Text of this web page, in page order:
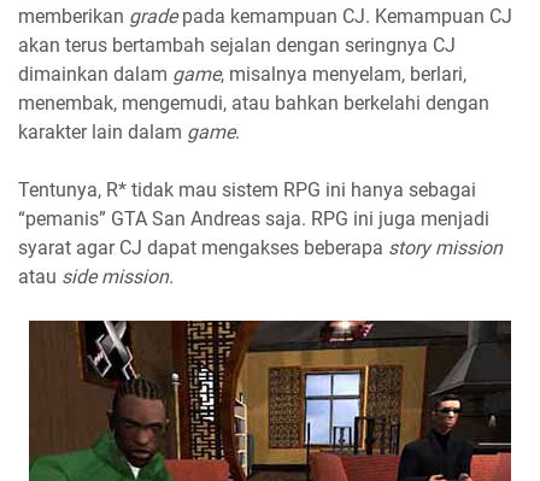
memberikan gradepada kemampuan CJ. Kemampuan CJ
akan terus bertambah sejalan dengan seringnya CJ
dimainkan dalam game, misalnya menyelam, berlari,
menembak, mengemudi, atau bahkan berkelahi dengan
karakter lain dalam game.
Tentunya, R* tidak mau sistem RPG ini hanya sebagai
“pemanis” GTA San Andreas saja. RPG ini juga menjadi
syarat agar CJ dapat mengakses beberapa story mission
atau side mission.